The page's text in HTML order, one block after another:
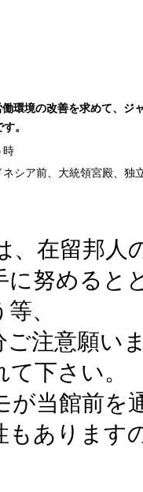
環境の改善を求めて、ジ
。
時
シア前、大統領宮殿、独
在留邦人
に努めると
、
ご注意願い
下さい。
当館前を
もあります